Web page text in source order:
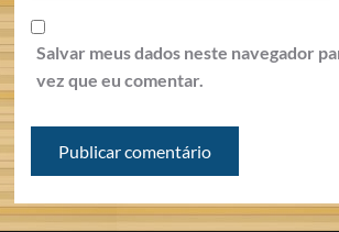
Salvar meus dados neste navegador
vez que eu comentar.